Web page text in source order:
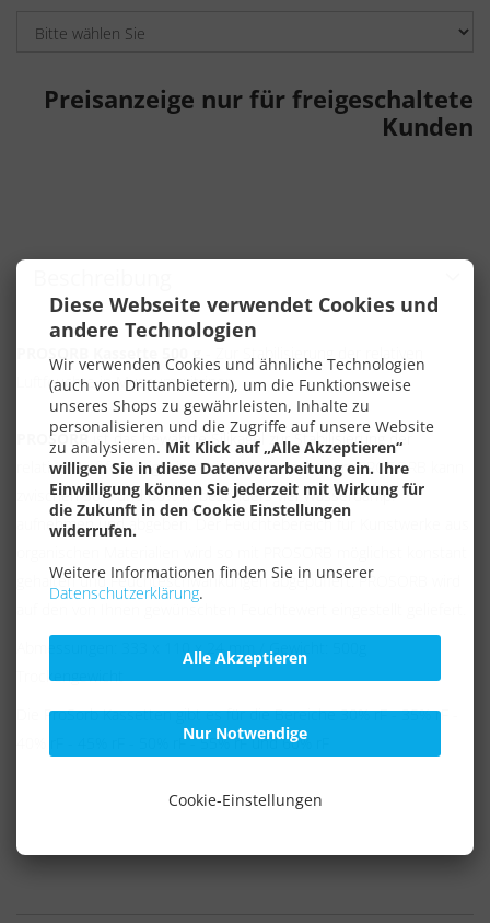
Diese Webseite verwendet Cookies und
andere Technologien
Wir verwenden Cookies und ähnliche Technologien
(auch von Drittanbietern), um die Funktionsweise
unseres Shops zu gewährleisten, Inhalte zu
personalisieren und die Zugriffe auf unsere Website
zu analysieren. Mit Klick auf „Alle Akzeptieren“
willigen Sie in diese Datenverarbeitung ein. Ihre
Einwilligung können Sie jederzeit mit Wirkung für
die Zukunft in den Cookie Einstellungen
widerrufen.
Weitere Informationen finden Sie in unserer
Datenschutzerklärung.
Alle Akzeptieren
Nur Notwendige
Cookie-Einstellungen
Preisanzeige nur für freigeschaltete
Kunden
PROSORB Kassette 500 g - Zur Stabilisierung der relativen
Luftfeuchte in Museumsvitrinen.
PROSORBist das bewährte Silikagel zur Stabilisierung der
relativen Luftfeuchtigkeit (rF) in Museumsvitrinen. PROSORB kann
zwischen 30% und 60% rF besonders viel Wasserdampf
aufnehmen und abgeben. Der Feuchtebereich für Kunstwerke aus
gehalten und Feuchteschwankungen abgepuffert. PROSORB wird
auf den von Ihnen gewünschten Feuchtewert eingestellt geliefert.
Abmessungen: 333 x 110 x 24 mm / Gewicht: 500g
Trockengewicht
Die ProSorb Kassetten gibt es für die Bereiche 30% rF - 35% rF -
40% rF - 45% rF - 50% rF - 55% rF und 60% rF